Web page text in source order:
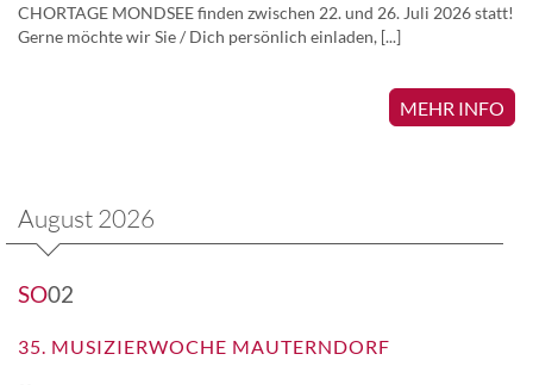
CHORTAGE MONDSEE finden zwischen 22. und 26. Juli 2026 statt!
Gerne möchte wir Sie / Dich persönlich einladen, [...]
MEHR INFO
August 2026
SO02
35. MUSIZIERWOCHE MAUTERNDORF